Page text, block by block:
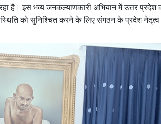
है। इस भव्य जनकल्याणकारी अभियान में उत्तर प्रदेश
को सुनिश्चित करने के लिए संगठन के प्रदेश